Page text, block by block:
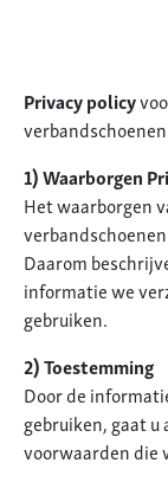
Privacy policy
1) Waarborgen
Het waarborgen
Daarom
informatie we
gebruiken.
2) Toestemming
Door de
gebruiken, gaat
voorwaarden die